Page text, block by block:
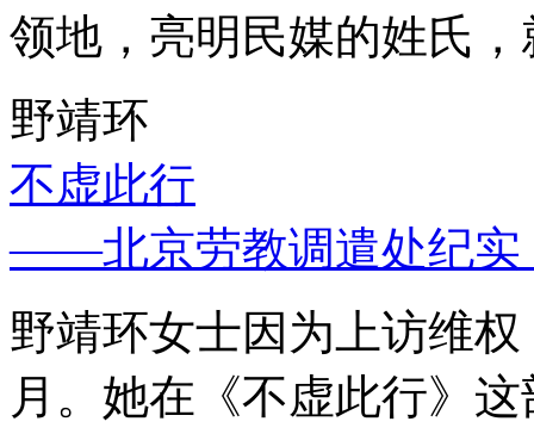
领地，亮明民媒的姓氏
野靖环
不虚此行
——北京劳教调遣处纪实
野靖环女士因为上访维
月。她在《不虚此行》